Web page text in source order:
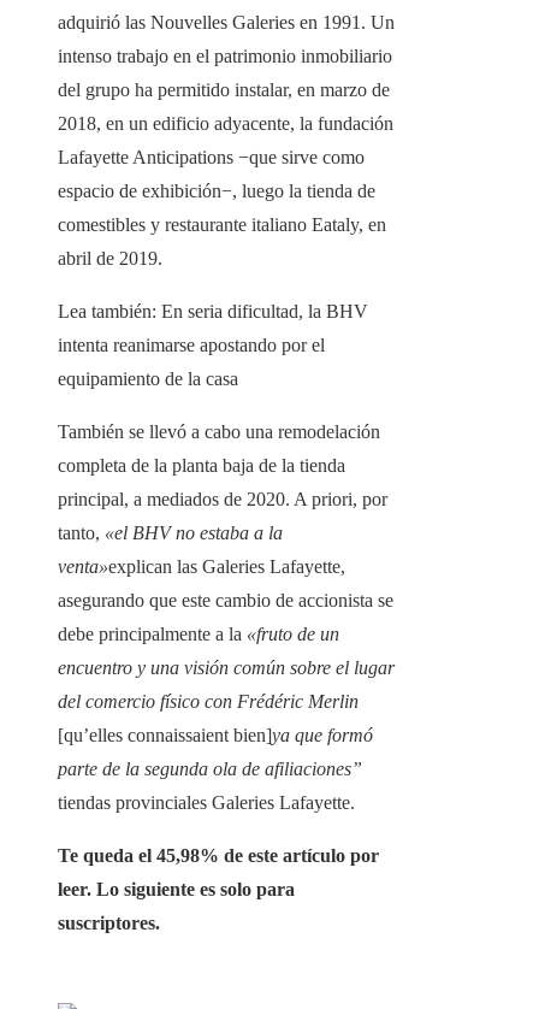
adquirió las Nouvelles Galeries en 1991. Un
intenso trabajo en el patrimonio inmobiliario
del grupo ha permitido instalar, en marzo de
2018, en un edificio adyacente, la fundación
Lafayette Anticipations −que sirve como
espacio de exhibición−, luego la tienda de
comestibles y restaurante italiano Eataly, en
abril de 2019.
Lea también: En seria dificultad, la BHV
intenta reanimarse apostando por el
equipamiento de la casa
También se llevó a cabo una remodelación
completa de la planta baja de la tienda
principal, a mediados de 2020. A priori, por
tanto, «el BHV no estaba a la
venta»explican las Galeries Lafayette,
asegurando que este cambio de accionista se
debe principalmente a la «fruto de un
encuentro y una visión común sobre el lugar
del comercio físico con Frédéric Merlin
[qu’elles connaissaient bien]ya que formó
parte de la segunda ola de afiliaciones”
tiendas provinciales Galeries Lafayette.
Te queda el 45,98% de este artículo por
leer. Lo siguiente es solo para
suscriptores.